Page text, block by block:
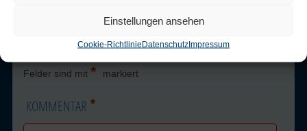
Einstellungen ansehen
Cookie-RichtlinieDatenschutzImpressum
Felder sind mit * markiert
KOMMENTAR *